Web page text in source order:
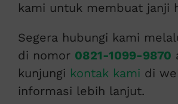
kami untuk membuat janji
Segera hubungi kami
di nomor 0821-1099-9870
kunjungi kontak kami di
informasi lebih lanjut.